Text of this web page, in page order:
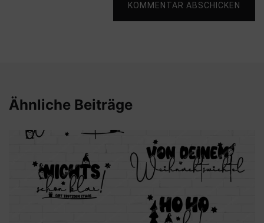
KOMMENTAR ABSCHICKEN
Ähnliche Beiträge